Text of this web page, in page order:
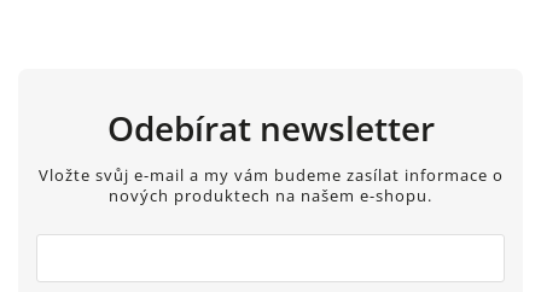
Odebírat newsletter
Vložte svůj e-mail a my vám budeme zasílat informace o
nových produktech na našem e-shopu.